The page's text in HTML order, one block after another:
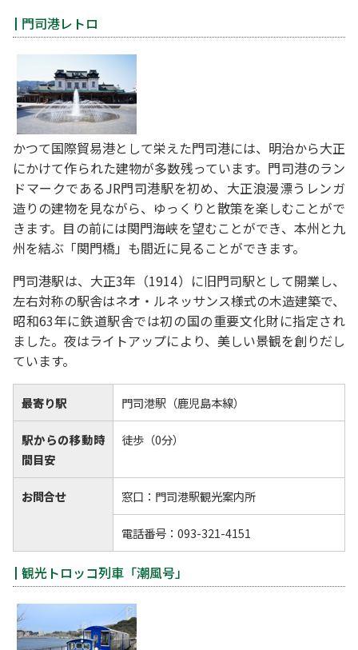
門司港レトロ
かつて国際貿易港として栄えた門司港には、明治から大正
にかけて作られた建物が多数残っています。門司港のラン
ドマークであるJR門司港駅を初め、大正浪漫漂うレンガ
造りの建物を見ながら、ゆっくりと散策を楽しむことがで
きます。目の前には関門海峡を望むことができ、本州と九
州を結ぶ「関門橋」も間近に見ることができます。
門司港駅は、大正3年（1914）に旧門司駅として開業し、
左右対称の駅舎はネオ・ルネッサンス様式の木造建築で、
昭和63年に鉄道駅舎では初の国の重要文化財に指定され
ました。夜はライトアップにより、美しい景観を創りだし
ています。
最寄り駅 門司港駅（鹿児島本線）
駅からの移動時
間目安
徒歩（0分）
お問合せ 窓口：門司港駅観光案内所
電話番号：093-321-4151
観光トロッコ列車「潮風号」